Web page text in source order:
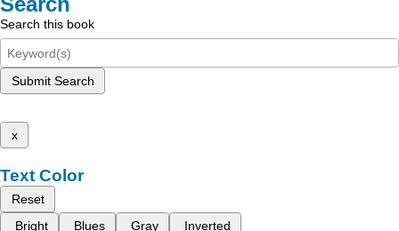
Search this book
Submit Search
x
Text Color
Reset
Bright
Blues Gray Inverted